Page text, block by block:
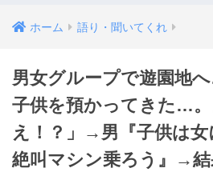
ホーム 語り・聞いてくれ
男女グループで遊園地
子供を預かってきた…。
え！？」→男『子供は
絶叫マシン乗ろう』→